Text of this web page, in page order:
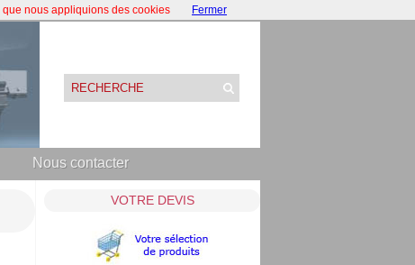
Nous contacter
VOTRE DEVIS
nous appliquions des cookies Fermer